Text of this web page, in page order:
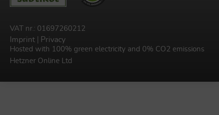
VAT nr.: 01697260212
Imprint Privacy
Hosted with 100% green electricity and 0% CO2 emissions
Hetzner Online Ltd